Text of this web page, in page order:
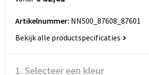
Artikelnummer: NN500_87608_87601
Bekijk alle productspecificaties
1. Selecteer een kleur